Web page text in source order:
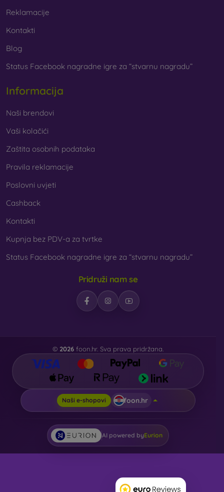
Reklamacije
Kontakti
Blog
Status Facebook nagradne igre za “stvarnu nagradu”
Informacija
Naši brendovi
Vaši kolačići
Zaštita osobnih podataka
Pravila reklamacije
Poslovni uvjeti
Cashback
Kontakti
Kupnja bez PDV-a za tvrtke
Status Facebook nagradne igre za “stvarnu nagradu”
Pridruži nam se
© 2026 foon.hr. Sva prava pridržana.
Naši e-shopovi foon.hr
AI powered byEurion